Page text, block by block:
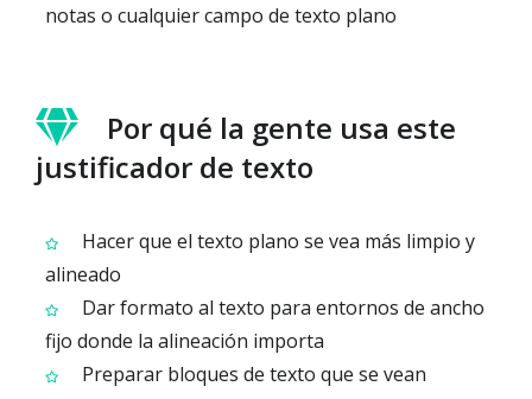
notas o cualquier campo de texto plano
Por qué la gente usa este
justificador de texto
Hacer que el texto plano se vea más limpio y
alineado
Dar formato al texto para entornos de ancho
fijo donde la alineación importa
Preparar bloques de texto que se vean